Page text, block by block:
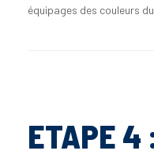
équipages des couleurs
ETAPE 4